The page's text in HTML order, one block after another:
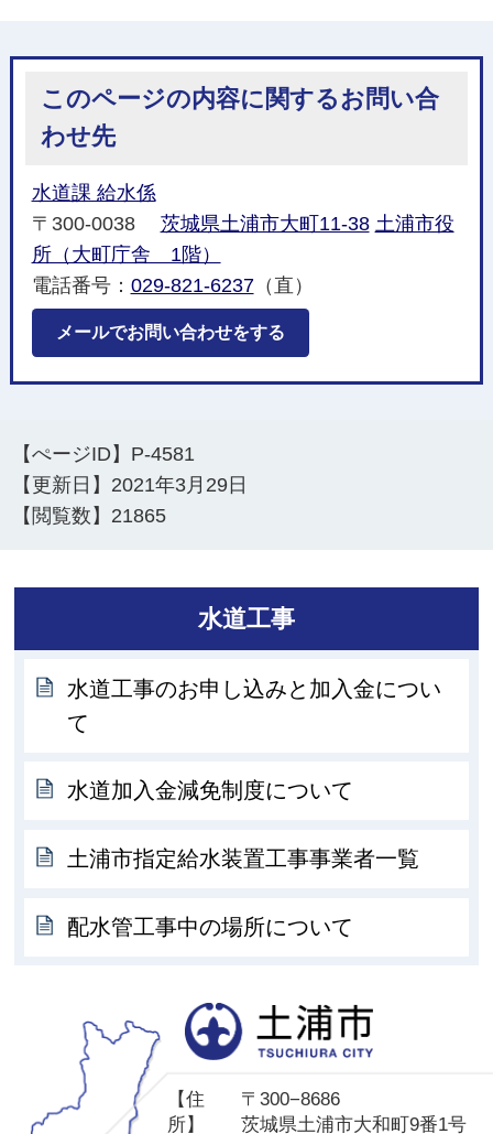
このページの内容に関するお問い合
わせ先
水道課 給水係
〒300-0038 茨城県土浦市大町11-38 土浦市役
所（大町庁舎 1階）
電話番号： 029-821-6237（直）
メールでお問い合わせをする
【ぺージID】 P-4581
【更新日】 2021年3月29日
【閲覧数】 21865
水道工事
水道工事のお申し込みと加入金につい
て
水道加入金減免制度について
土浦市指定給水装置工事事業者一覧
配水管工事中の場所について
【住
所】
〒300−8686
茨城県土浦市大和町9番1号